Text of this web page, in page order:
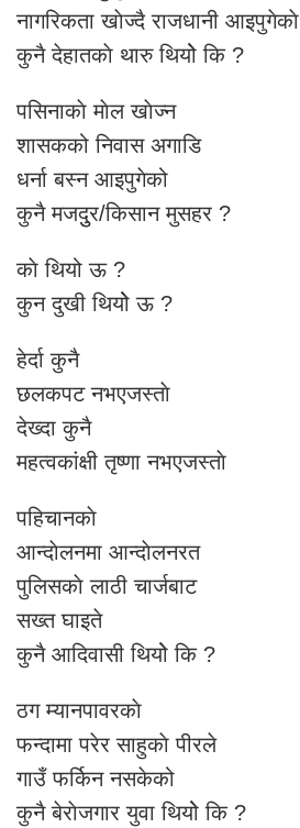
नागरिकता खाेज्दै राजधानी आइपुगेकाे
कुनै देहातकाे थारु थियोे कि ?
पसिनाकाे माेल खाेज्न
शासकको निवास अगाडि
धर्ना बस्न आइपुगेको
कुनै मजदुुर/किसान मुसहर ?
काे थियो ऊ ?
कुन दुखी थियोे ऊ ?
हेर्दा कुनै
छलकपट नभएजस्ताे
देख्दा कुनै
महत्वकांक्षी तृष्णा नभएजस्ताे
पहिचानकाे
आन्दाेलनमा आन्दाेलनरत
पुलिसकाे लाठी चार्जबाट
सख्त घाइते
कुनै आदिवासी थियोे कि ?
ठग म्यानपावरकाे
फन्दामा परेर साहुकाे पीरले
गाउँ फर्किन नसकेको
कुनै बेराेजगार युवा थियोे कि ?